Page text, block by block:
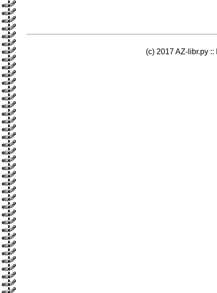
(c) 2017 AZ-libr.ру ::